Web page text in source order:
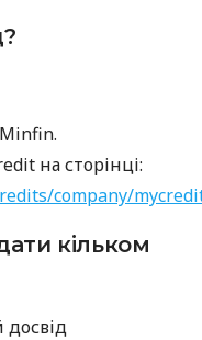
на сторінці:
company/
кільком